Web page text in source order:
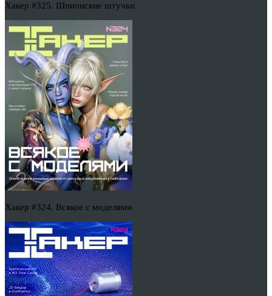
Хакер #325. Шпионские штучки
Хакер #324. Всякое с моделями